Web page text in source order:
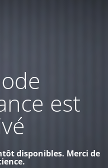
est
disponibles. Merci de